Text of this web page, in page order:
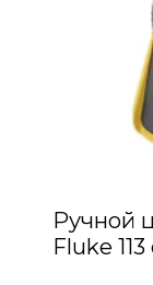
Ручной
Fluke